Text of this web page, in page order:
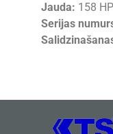
Jauda: 158 HP
Serijas